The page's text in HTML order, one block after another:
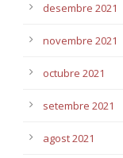
desembre 2021
novembre 2021
octubre 2021
setembre 2021
agost 2021